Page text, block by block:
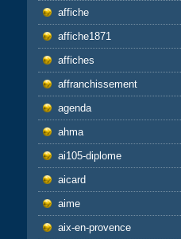
affiche
affiche1871
affiches
affranchissement
agenda
ahma
ai105-diplome
aicard
aime
aix-en-provence